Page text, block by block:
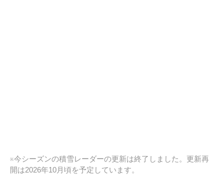
※今シーズンの積雪レーダーの更新は終了しました。更新再
開は2026年10月頃を予定しています。